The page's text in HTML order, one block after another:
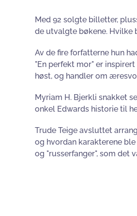
Med 92 solgte billetter,
de utvalgte bøkene. Hvilke
Av de fire forfatterne hun
"En perfekt mor" er
høst, og handler om
Myriam H. Bjerkli snakket
onkel Edwards historie til
Trude Teige avsluttet
og hvordan karakterene
og "russerfanger", som det